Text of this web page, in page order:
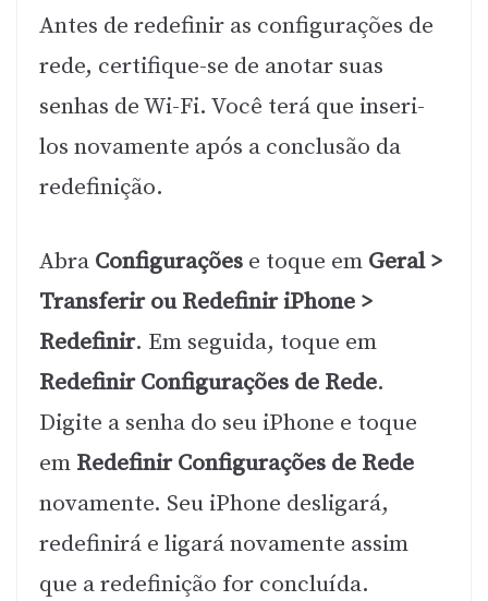
Antes de redefinir as configurações de
rede, certifique-se de anotar suas
senhas de Wi-Fi. Você terá que inseri-
los novamente após a conclusão da
redefinição.
Abra Configurações e toque em Geral >
Transferir ou Redefinir iPhone >
Redefinir. Em seguida, toque em
Redefinir Configurações de Rede.
Digite a senha do seu iPhone e toque
em Redefinir Configurações de Rede
novamente. Seu iPhone desligará,
redefinirá e ligará novamente assim
que a redefinição for concluída.